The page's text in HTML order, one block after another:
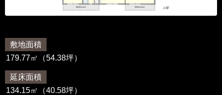
敷地面積
179.77㎡（54.38坪）
延床面積
134.15㎡（40.58坪）